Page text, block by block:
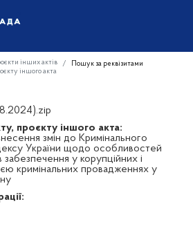
інших актів
Пошук за реквізитами
іншого акта
проєкту іншого акта:
змін до Кримінального
України щодо особливостей
забезпечення у корупційних і
кримінальних провадженнях у